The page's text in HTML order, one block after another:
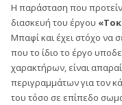
Η παράσταση που
διασκευή του έργου
Μπαφί και έχει στόχο να
που το ίδιο το έργο
χαρακτήρων, είναι
περιγραμμάτων για τον
του τόσο σε επίπεδο